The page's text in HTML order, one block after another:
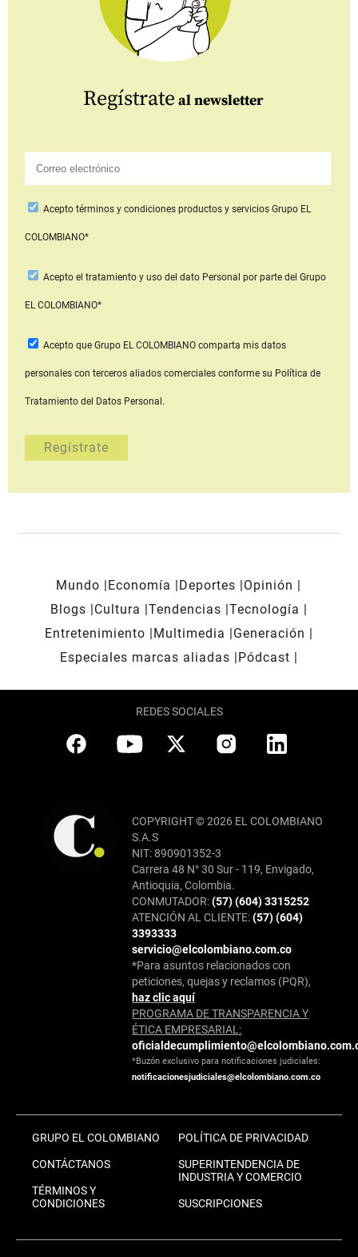
Regístrate al newsletter
Aceptotérminos y condiciones productos y serviciosGrupo EL
COLOMBIANO*
Acepto el tratamiento y uso del dato Personal por parte del Grupo
EL COLOMBIANO*
Acepto que Grupo EL COLOMBIANOcomparta mis datos
personales con terceros aliados comerciales conforme su Política de
Tratamiento del Datos Personal.
Mundo Economía Deportes
Opinión
Blogs
Cultura Tendencias Tecnología
Entretenimiento
Multimedia
Generación
Especiales marcas aliadas
Pódcast
REDES SOCIALES
COPYRIGHT © 2026 EL COLOMBIANO
S.A.S
NIT: 890901352-3
Carrera 48 N° 30 Sur - 119, Envigado,
Antioquia, Colombia.
CONMUTADOR:(57) (604) 3315252
ATENCIÓN AL CLIENTE:(57) (604)
3393333
servicio@elcolombiano.com.co
*Para asuntos relacionados con
peticiones, quejas y reclamos (PQR),
haz clic aquí
PROGRAMA DE TRANSPARENCIA Y
ÉTICA EMPRESARIAL:
*Buzón exclusivo para notificaciones judiciales:
notificacionesjudiciales@elcolombiano.com.co
GRUPO EL COLOMBIANO
CONTÁCTANOS
TÉRMINOS Y
CONDICIONES
POLÍTICA DE PRIVACIDAD
SUPERINTENDENCIA DE
INDUSTRIA Y COMERCIO
SUSCRIPCIONES